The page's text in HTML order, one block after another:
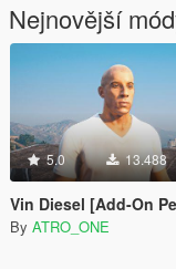
Nejnovější
5.0 13.488
Vin Diesel [Add-On Ped /
By ATRO_ONE